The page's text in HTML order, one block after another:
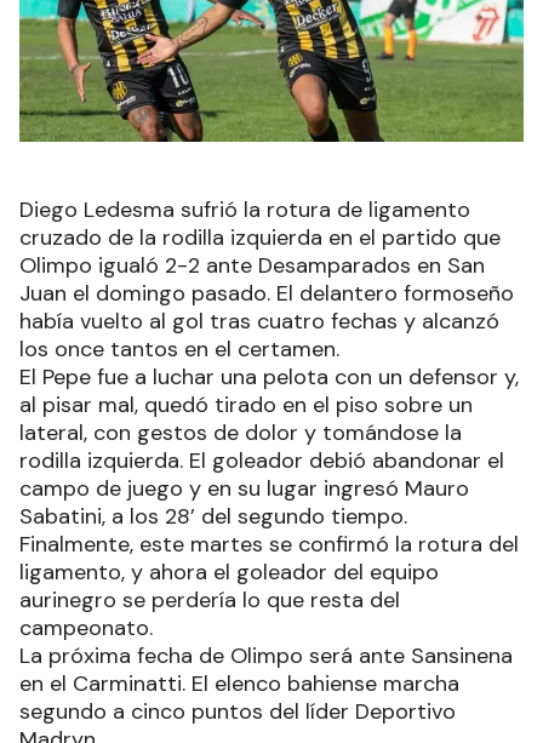
Diego Ledesma sufrió la rotura de ligamento
cruzado de la rodilla izquierda en el partido que
Olimpo igualó 2-2 ante Desamparados en San
Juan el domingo pasado. El delantero formoseño
había vuelto al gol tras cuatro fechas y alcanzó
los once tantos en el certamen.
El Pepe fue a luchar una pelota con un defensor y,
al pisar mal, quedó tirado en el piso sobre un
lateral, con gestos de dolor y tomándose la
rodilla izquierda. El goleador debió abandonar el
campo de juego y en su lugar ingresó Mauro
Sabatini, a los 28’ del segundo tiempo.
Finalmente, este martes se confirmó la rotura del
ligamento, y ahora el goleador del equipo
aurinegro se perdería lo que resta del
campeonato.
La próxima fecha de Olimpo será ante Sansinena
en el Carminatti. El elenco bahiense marcha
segundo a cinco puntos del líder Deportivo